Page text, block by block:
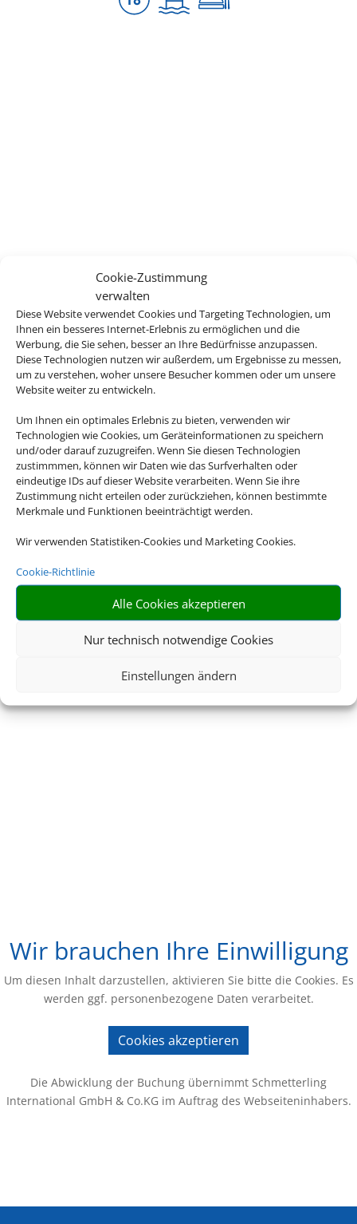
Cookie-Zustimmung
verwalten
Diese Website verwendet Cookies und Targeting Technologien, um
Ihnen ein besseres Internet-Erlebnis zu ermöglichen und die
Werbung, die Sie sehen, besser an Ihre Bedürfnisse anzupassen.
Diese Technologien nutzen wir außerdem, um Ergebnisse zu messen,
um zu verstehen, woher unsere Besucher kommen oder um unsere
Website weiter zu entwickeln.
Um Ihnen ein optimales Erlebnis zu bieten, verwenden wir
Technologien wie Cookies, um Geräteinformationen zu speichern
und/oder darauf zuzugreifen. Wenn Sie diesen Technologien
zustimmmen, können wir Daten wie das Surfverhalten oder
eindeutige IDs auf dieser Website verarbeiten. Wenn Sie ihre
Zustimmung nicht erteilen oder zurückziehen, können bestimmte
Merkmale und Funktionen beeinträchtigt werden.
Wir verwenden Statistiken-Cookies und Marketing Cookies.
Cookie-Richtlinie
Alle Cookies akzeptieren
Nur technisch notwendige Cookies
Einstellungen ändern
Wir brauchen Ihre Einwilligung
Um diesen Inhalt darzustellen, aktivieren Sie bitte die Cookies. Es
werden ggf. personenbezogene Daten verarbeitet.
Cookies akzeptieren
Die Abwicklung der Buchung übernimmt Schmetterling
International GmbH & Co.KG im Auftrag des Webseiteninhabers.